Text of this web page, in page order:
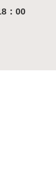
：00